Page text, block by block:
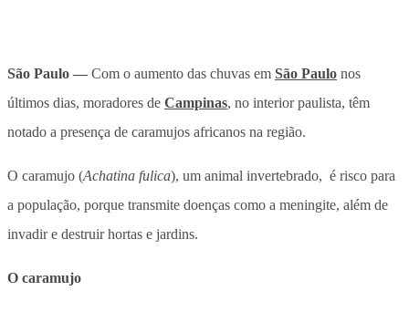
São Paulo — Com o aumento das chuvas em São Paulo nos
últimos dias, moradores de Campinas, no interior paulista, têm
notado a presença de caramujos africanos na região.
O caramujo (Achatina fulica), um animal invertebrado, é risco para
a população, porque transmite doenças como a meningite, além de
invadir e destruir hortas e jardins.
O caramujo